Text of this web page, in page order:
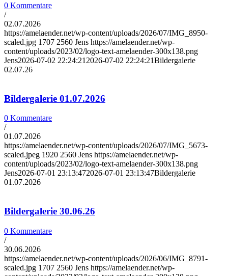
0 Kommentare
/
02.07.2026
https://amelaender.net/wp-content/uploads/2026/07/IMG_8950-
scaled.jpg 1707 2560 Jens https://amelaender.net/wp-
content/uploads/2023/02/logo-text-amelaender-300x138.png
Jens2026-07-02 22:24:21 2026-07-02 22:24:21Bildergalerie
02.07.26
Bildergalerie 01.07.2026
0 Kommentare
/
01.07.2026
https://amelaender.net/wp-content/uploads/2026/07/IMG_5673-
scaled.jpeg 1920 2560 Jens https://amelaender.net/wp-
content/uploads/2023/02/logo-text-amelaender-300x138.png
Jens2026-07-01 23:13:472026-07-01 23:13:47Bildergalerie
01.07.2026
Bildergalerie 30.06.26
0 Kommentare
/
30.06.2026
https://amelaender.net/wp-content/uploads/2026/06/IMG_8791-
scaled.jpg 1707 2560 Jens https://amelaender.net/wp-